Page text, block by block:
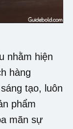
nhằm hiện
hàng
tạo, luôn
phẩm
mãn sự